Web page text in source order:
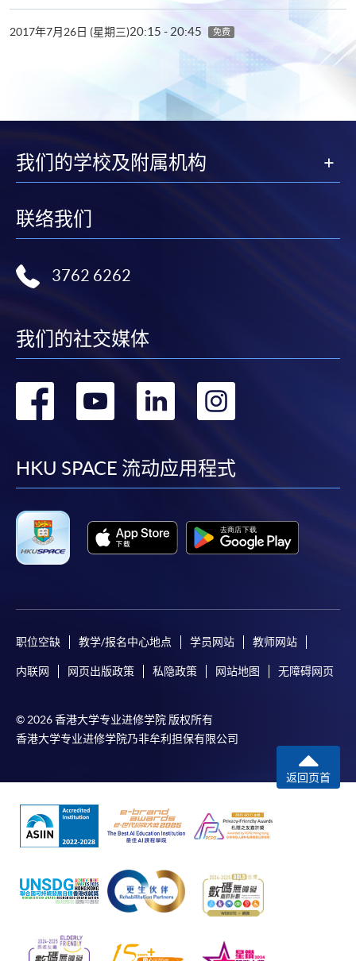
2017年7月26日 (星期三)20:15 - 20:45 免费
我们的学校及附属机构
联络我们
3762 6262
我们的社交媒体
转
facebook
转
youtube
转
linkedin
转
HKU SPACE 流动应用程式
职位空缺 教学/报名中心地点 学员网站 教师网站
内联网 网页出版政策 私隐政策 网站地图 无障碍网页
© 2026 香港大学专业进修学院 版权所有
香港大学专业进修学院乃非牟利担保有限公司
返回页首